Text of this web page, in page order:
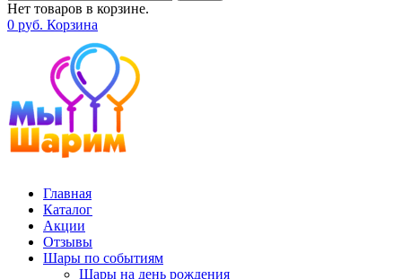
Нет товаров в корзине.
0 руб. Корзина
Главная
Каталог
Акции
Отзывы
Шары по событиям
Шары на день рождения